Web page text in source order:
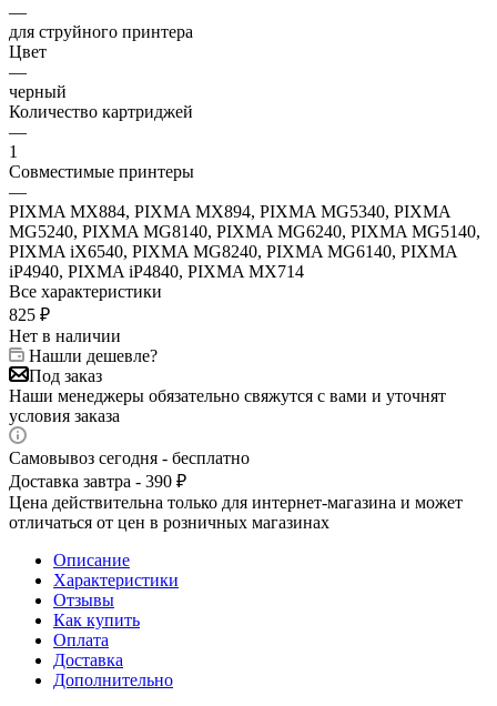
—
для струйного принтера
Цвет
—
черный
Количество картриджей
—
1
Совместимые принтеры
—
PIXMA MX884, PIXMA MX894, PIXMA MG5340, PIXMA
MG5240, PIXMA MG8140, PIXMA MG6240, PIXMA MG5140,
PIXMA iX6540, PIXMA MG8240, PIXMA MG6140, PIXMA
iP4940, PIXMA iP4840, PIXMA MX714
Все характеристики
825 ₽
Нет в наличии
Нашли дешевле?
Под заказ
Наши менеджеры обязательно свяжутся с вами и уточнят
условия заказа
Самовывоз сегодня - бесплатно
Доставка завтра - 390 ₽
Цена действительна только для интернет-магазина и может
отличаться от цен в розничных магазинах
Описание
Характеристики
Отзывы
Как купить
Оплата
Доставка
Дополнительно